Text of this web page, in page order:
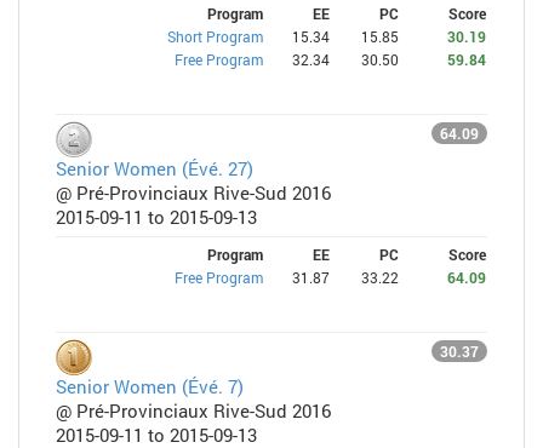
Program EE PC
Score
Short Program
15.34 15.85
30.19
Free Program
32.34 30.50 59.84
64.09
Senior Women (Évé. 27)
@ Pré-Provinciaux Rive-Sud 2016
2015-09-11 to 2015-09-13
Program EE PC
Score
Free Program
31.87 33.22 64.09
30.37
Senior Women (Évé. 7)
@ Pré-Provinciaux Rive-Sud 2016
2015-09-11 to 2015-09-13